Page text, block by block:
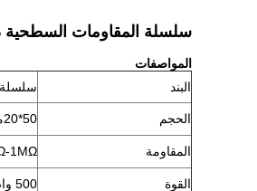
سلسلة المقاومات السطحية
المواصفات
البند
سلسلة
الحجم 50*20ملم
المقاومة 1MΩ
القوة 500 واط